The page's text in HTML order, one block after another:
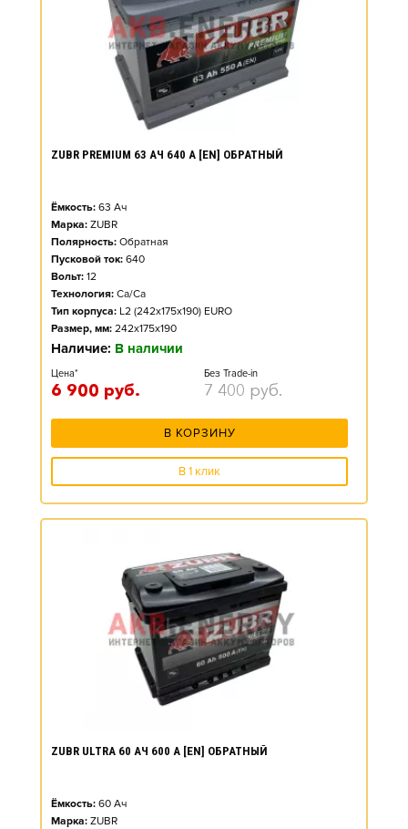
ZUBR PREMIUM 63 АЧ 640 А [EN] ОБРАТНЫЙ
Ёмкость: 63 Ач
Марка: ZUBR
Полярность: Обратная
Пусковой ток: 640
Вольт: 12
Технология: Ca/Ca
Тип корпуса: L2 (242x175x190) EURO
Размер, мм: 242x175x190
Наличие: В наличии
Цена*
6 900 руб.
Без Trade-in
7 400 руб.
В КОРЗИНУ
В 1 клик
ZUBR ULTRA 60 АЧ 600 А [EN] ОБРАТНЫЙ
Ёмкость: 60 Ач
Марка: ZUBR